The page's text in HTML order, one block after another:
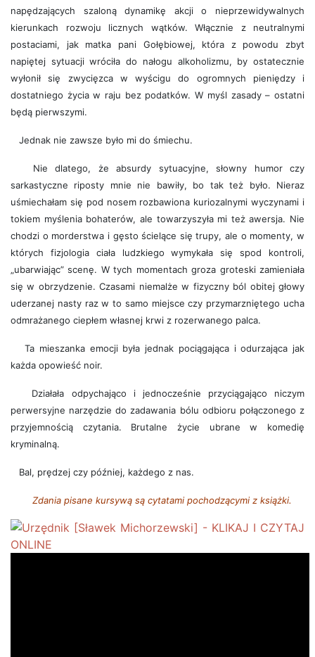
napędzających szaloną dynamikę akcji o nieprzewidywalnych
kierunkach rozwoju licznych wątków. Włącznie z neutralnymi
postaciami, jak matka pani Gołębiowej, która z powodu zbyt
napiętej sytuacji wróciła do nałogu alkoholizmu, by ostatecznie
wyłonił się zwycięzca w wyścigu do ogromnych pieniędzy i
dostatniego życia w raju bez podatków. W myśl zasady – ostatni
będą pierwszymi.
Jednak nie zawsze było mi do śmiechu.
Nie dlatego, że absurdy sytuacyjne, słowny humor czy
sarkastyczne riposty mnie nie bawiły, bo tak też było. Nieraz
uśmiechałam się pod nosem rozbawiona kuriozalnymi wyczynami i
tokiem myślenia bohaterów, ale towarzyszyła mi też awersja. Nie
chodzi o morderstwa i gęsto ścielące się trupy, ale o momenty, w
których fizjologia ciała ludzkiego wymykała się spod kontroli,
„ubarwiając” scenę. W tych momentach groza groteski zamieniała
się w obrzydzenie. Czasami niemalże w fizyczny ból obitej głowy
uderzanej nasty raz w to samo miejsce czy przymarzniętego ucha
odmrażanego ciepłem własnej krwi z rozerwanego palca.
Ta mieszanka emocji była jednak pociągająca i odurzająca jak
każda opowieść noir.
Działała odpychająco i jednocześnie przyciągająco niczym
perwersyjne narzędzie do zadawania bólu odbioru połączonego z
przyjemnością czytania. Brutalne życie ubrane w komedię
kryminalną.
Bal, prędzej czy później, każdego z nas.
Zdania pisane kursywą są cytatami pochodzącymi z książki.